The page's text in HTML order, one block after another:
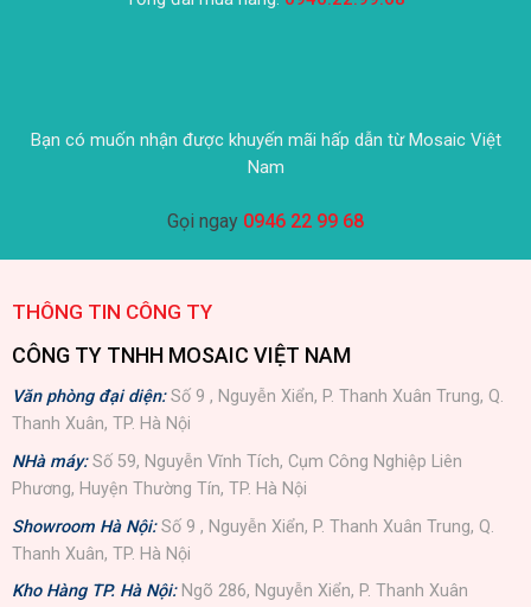
Bạn có muốn nhận được khuyến mãi hấp dẫn từ Mosaic Việt
Nam
Gọi ngay 0946 22 99 68
THÔNG TIN CÔNG TY
CÔNG TY TNHH MOSAIC VIỆT NAM
Văn phòng đại diện:Số 9 , Nguyễn Xiển, P. Thanh Xuân Trung, Q.
Thanh Xuân, TP. Hà Nội
NHà máy: Số 59, Nguyễn Vĩnh Tích, Cụm Công Nghiệp Liên
Phương, Huyện Thường Tín, TP. Hà Nội
Showroom Hà Nội: Số 9 , Nguyễn Xiển, P. Thanh Xuân Trung, Q.
Thanh Xuân, TP. Hà Nội
Kho Hàng TP. Hà Nội: Ngõ 286, Nguyễn Xiển, P. Thanh Xuân